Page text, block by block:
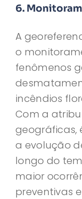
6.
A
o
fenômenos
incêndios
Com a
geográficas,
a evolução
longo do
maior
preventivas